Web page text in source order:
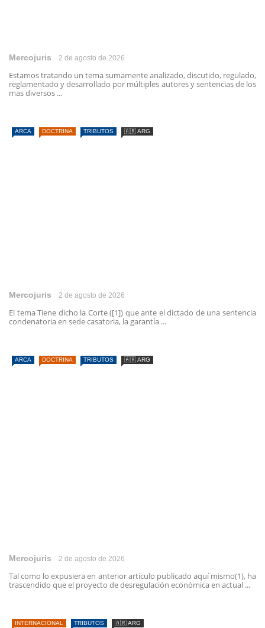
Mercojuris 2 de agosto de 2026
Estamos tratando un tema sumamente analizado, discutido, regulado,
reglamentado y desarrollado por múltiples autores y sentencias de los
mas diversos ...
ARCA DOCTRINA TRIBUTOS 🇦🇷 ARG
Mercojuris 2 de agosto de 2026
El tema Tiene dicho la Corte ([1]) que ante el dictado de una sentencia
condenatoria en sede casatoria, la garantía ...
ARCA DOCTRINA TRIBUTOS 🇦🇷 ARG
Mercojuris 2 de agosto de 2026
Tal como lo expusiera en anterior artículo publicado aquí mismo(1), ha
trascendido que el proyecto de desregulación económica en actual ...
INTERNACIONAL TRIBUTOS 🇦🇷 ARG